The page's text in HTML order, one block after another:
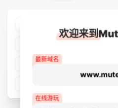
第09集
欢迎来到
最新域名
在线游玩